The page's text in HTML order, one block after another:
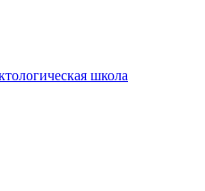
школа